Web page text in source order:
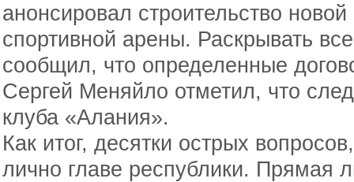
анонсировал строительство
спортивной арены. Раскрывать
сообщил, что определенные
Сергей Меняйло отметил, что
клуба «Алания».
Как итог, десятки острых
лично главе республики. Прямая